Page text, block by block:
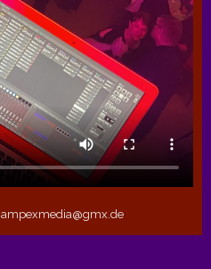
ampexmedia@gmx.de